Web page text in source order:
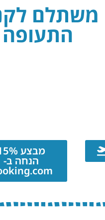
התעופה
מבצע
הנחה ב-